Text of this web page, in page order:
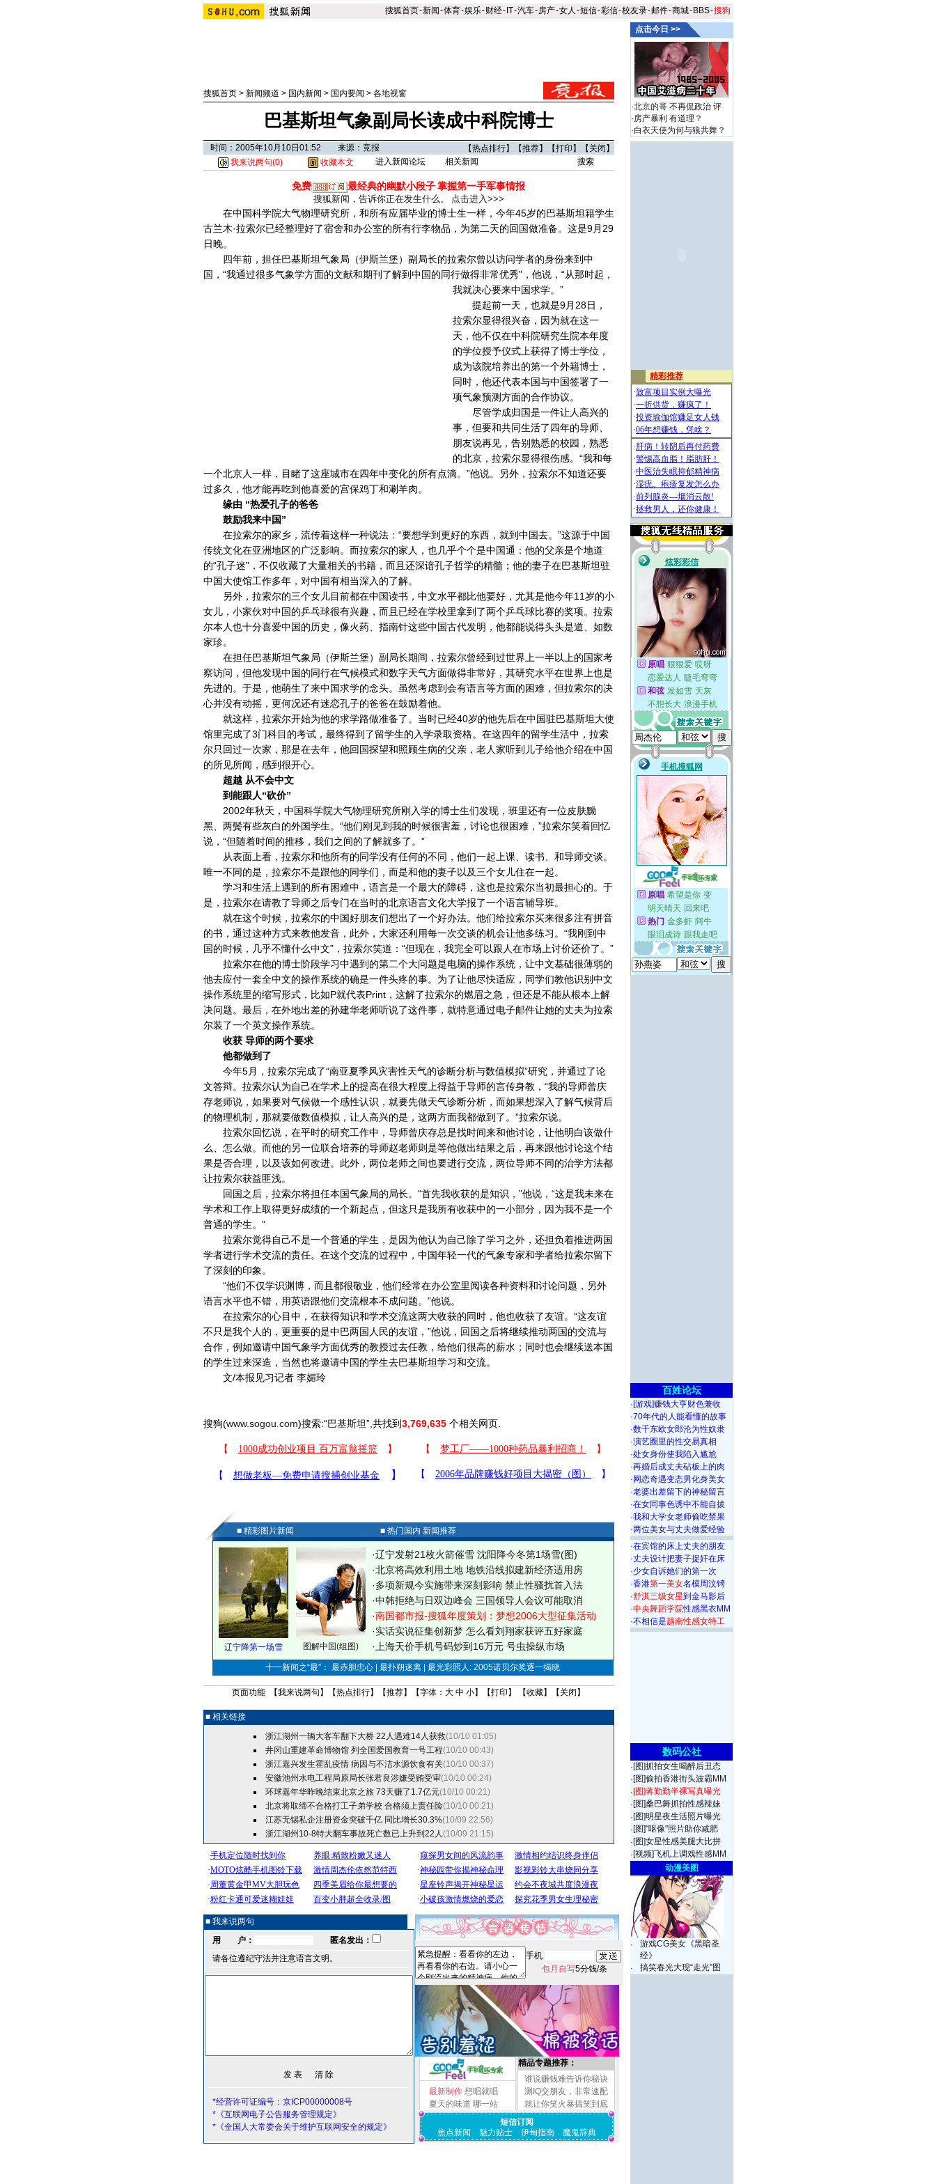
搜狐首页-新闻-体育-娱乐-财经- IT-汽车-房产-女人 -短信-彩信-校友录-邮件-商城- BBS-搜狗
搜狐首页> 新闻频道 > 国内新闻 > 国内要闻 > 各地视窗
巴基斯坦气象副局长读成中科院博士
时间：2005年10月10日01:52 来源：竞报 【热点排行】【推荐】【打印 】【 关闭 】
我来说两句(0) 收藏本文 进入新闻论坛 相关新闻
免费 最经典的幽默小段子掌握第一手军事情报
搜狐新闻，告诉你正在发生什么。 点击进入>>>
在中国科学院大气物理研究所，和所有应届毕业的博士生一样，今年45岁的巴基斯坦籍学生
古兰木·拉索尔已经整理好了宿舍和办公室的所有行李物品，为第二天的回国做准备。这是9月29
日晚。
四年前，担任巴基斯坦气象局（伊斯兰堡）副局长的拉索尔曾以访问学者的身份来到中
国，“我通过很多气象学方面的文献和期刊了解到中国的同行做得非常优秀”，他说，“从那时起，
我就决心要来中国求学。 ”
提起前一天，也就是9月28日，
拉索尔显得很兴奋，因为就在这一
天，他不仅在中科院研究生院本年度
的学位授予仪式上获得了博士学位，
成为该院培养出的第一个外籍博士，
同时，他还代表本国与中国签署了一
项气象预测方面的合作协议。
尽管学成归国是一件让人高兴的
事，但要和共同生活了四年的导师、
朋友说再见，告别熟悉的校园，熟悉
的北京，拉索尔显得很伤感。“我和每
一个北京人一样，目睹了这座城市在四年中变化的所有点滴。”他说。另外，拉索尔不知道还要
过多久，他才能再吃到他喜爱的宫保鸡丁和涮羊肉。
缘由 “热爱孔子的爸爸
鼓励我来中国”
在拉索尔的家乡，流传着这样一种说法：“要想学到更好的东西，就到中国去。”这源于中国
传统文化在亚洲地区的广泛影响。而拉索尔的家人，也几乎个个是中国通：他的父亲是个地道
的“孔子迷”，不仅收藏了大量相关的书籍，而且还深谙孔子哲学的精髓；他的妻子在巴基斯坦驻
中国大使馆工作多年，对中国有相当深入的了解。
另外，拉索尔的三个女儿目前都在中国读书，中文水平都比他要好，尤其是他今年11岁的小
女儿，小家伙对中国的乒乓球很有兴趣，而且已经在学校里拿到了两个乒乓球比赛的奖项。拉索
尔本人也十分喜爱中国的历史，像火药、指南针这些中国古代发明，他都能说得头头是道、如数
家珍。
在担任巴基斯坦气象局（伊斯兰堡）副局长期间，拉索尔曾经到过世界上一半以上的国家考
察访问，但他发现中国的同行在气候模式和数字天气方面做得非常好，其研究水平在世界上也是
先进的。于是，他萌生了来中国求学的念头。虽然考虑到会有语言等方面的困难，但拉索尔的决
心并没有动摇，更何况还有迷恋孔子的爸爸在鼓励着他。
就这样，拉索尔开始为他的求学路做准备了。当时已经40岁的他先后在中国驻巴基斯坦大使
馆里完成了3门科目的考试，最终得到了留学生的入学录取资格。在这四年的留学生活中，拉索
尔只回过一次家，那是在去年，他回国探望和照顾生病的父亲，老人家听到儿子给他介绍在中国
的所见所闻，感到很开心。
超越 从不会中文
到能跟人“砍价”
2002年秋天，中国科学院大气物理研究所刚入学的博士生们发现，班里还有一位皮肤黝
黑、两鬓有些灰白的外国学生。“他们刚见到我的时候很害羞，讨论也很困难，”拉索尔笑着回忆
说，“但随着时间的推移，我们之间的了解就多了。”
从表面上看，拉索尔和他所有的同学没有任何的不同，他们一起上课、读书、和导师交谈。
唯一不同的是，拉索尔不是跟他的同学们，而是和他的妻子以及三个女儿住在一起。
学习和生活上遇到的所有困难中，语言是一个最大的障碍，这也是拉索尔当初最担心的。于
是，拉索尔在请教了导师之后专门在当时的北京语言文化大学报了一个语言辅导班。
就在这个时候，拉索尔的中国好朋友们想出了一个好办法。他们给拉索尔买来很多注有拼音
的书，通过这种方式来教他发音，此外，大家还利用每一次交谈的机会让他多练习。“我刚到中
国的时候，几乎不懂什么中文”，拉索尔笑道：“但现在，我完全可以跟人在市场上讨价还价了。”
拉索尔在他的博士阶段学习中遇到的第二个大问题是电脑的操作系统，让中文基础很薄弱的
他去应付一套全中文的操作系统的确是一件头疼的事。为了让他尽快适应，同学们教他识别中文
操作系统里的缩写形式，比如P就代表Print，这解了拉索尔的燃眉之急，但还是不能从根本上解
决问题。最后，在外地出差的孙建华老师听说了这件事，就特意通过电子邮件让她的丈夫为拉索
尔装了一个英文操作系统。
收获 导师的两个要求
他都做到了
今年5月，拉索尔完成了“南亚夏季风灾害性天气的诊断分析与数值模拟”研究，并通过了论
文答辩。拉索尔认为自己在学术上的提高在很大程度上得益于导师的言传身教，“我的导师曾庆
存老师说，如果要对气候做一个感性认识，就要先做天气诊断分析，而如果想深入了解气候背后
的物理机制，那就要做数值模拟，让人高兴的是，这两方面我都做到了。”拉索尔说。
拉索尔回忆说，在平时的研究工作中，导师曾庆存总是找时间来和他讨论，让他明白该做什
么、怎么做。而他的另一位联合培养的导师赵老师则是等他做出结果之后，再来跟他讨论这个结
果是否合理，以及该如何改进。此外，两位老师之间也要进行交流，两位导师不同的治学方法都
让拉索尔获益匪浅。
回国之后，拉索尔将担任本国气象局的局长。“首先我收获的是知识，”他说，“这是我未来在
学术和工作上取得更好成绩的一个新起点，但这只是我所有收获中的一小部分，因为我不是一个
普通的学生。”
拉索尔觉得自己不是一个普通的学生，是因为他认为自己除了学习之外，还担负着推进两国
学者进行学术交流的责任。在这个交流的过程中，中国年轻一代的气象专家和学者给拉索尔留下
了深刻的印象。
“他们不仅学识渊博，而且都很敬业，他们经常在办公室里阅读各种资料和讨论问题，另外
语言水平也不错，用英语跟他们交流根本不成问题。”他说。
在拉索尔的心目中，在获得知识和学术交流这两大收获的同时，他也收获了友谊。“这友谊
不只是我个人的，更重要的是中巴两国人民的友谊，”他说，回国之后将继续推动两国的交流与
合作，例如邀请中国气象学方面优秀的教授过去任教，给他们很高的薪水；同时也会继续送本国
的学生过来深造，当然也将邀请中国的学生去巴基斯坦学习和交流。
文/本报见习记者 李媚玲
搜狗(www.sogou.com)搜索:“巴基斯坦”,共找到3,769,635 个相关网页.
■ 精彩图片新闻 ■ 热门国内 新闻推荐
辽宁降第一场雪 图解中国(组图)
·辽宁发射21枚火箭催雪 沈阳降今冬第1场雪(图)
·北京将高效利用土地 地铁沿线拟建新经济适用房
·多项新规今实施带来深刻影响 禁止性骚扰首入法
·中韩拒绝与日双边峰会 三国领导人会议可能取消
·南国都市报-搜狐年度策划：梦想2006大型征集活动
·实话实说征集创新梦 怎么看刘翔家获评五好家庭
· 上海天价手机号码炒到16万元 号虫操纵市场
十一新闻之“最”： 最赤胆忠心 | 最扑朔迷离 | 最光彩照人: 2005诺贝尔奖逐一揭晓
页面功能 【我来说两句 】【热点排行】【推荐】【字体： 大 中 小】【打印 】 【收藏】【 关闭 】
■ 相关链接
浙江湖州一辆大客车翻下大桥 22人遇难14人获救(10/10 01:05)
井冈山重建革命博物馆 列全国爱国教育一号工程(10/10 00:43)
浙江嘉兴发生霍乱疫情 病因与不洁水源饮食有关(10/10 00:37)
安徽池州水电工程局原局长张君良涉嫌受贿受审(10/10 00:24)
环球嘉年华昨晚结束北京之旅 73天赚了1.7亿元(10/10 00:21)
北京将取缔不合格打工子弟学校 合格须上责任险(10/10 00:21)
江苏无锡私企注册资金突破千亿 同比增长30.3%(10/09 22:56)
浙江湖州10-8特大翻车事故死亡数已上升到22人(10/09 21:15)
■ 我来说两句
用 户：
匿名发出：
请各位遵纪守法并注意语言文明。
*经营许可证编号：京ICP00000008号
*《互联网电子公告服务管理规定》
*《全国人大常委会关于维护互联网安全的规定》
手机
包月自写5分钱/条
最新制作 想唱就唱
夏天的味道 哪一站
精品专题推荐：
谁说赚钱难告诉你秘诀
测IQ交朋友，非常速配
就让你笑火暴搞笑到底
短信订阅
焦点新闻
魅力贴士 伊甸指南 魔鬼辞典
点击今日 >>
·北京的哥 不再侃政治 评
·房产暴利 有道理？
·白衣天使为何与狼共舞？
百姓论坛
· [游戏]赚钱大亨财色兼收
·70年代的人能看懂的故事
·数千东欧女郎沦为性奴隶
·演艺圈里的性交易真相
·处女身份使我陷入尴尬
·再婚后成丈夫砧板上的肉
· 网恋奇遇变态男化身美女
·老婆出差留下的神秘留言
·在女同事色诱中不能自拔
·我和大学女老师偷吃禁果
·两位美女与丈夫做爱经验
·在宾馆的床上丈夫的朋友
·丈夫设计把妻子捉奸在床
·少女自诉她们的第一次
·香港第一美女名模周汶锜
·舒淇三级女星到金马影后
·中央舞蹈学院性感黑衣MM
·不相信是越南性感女特工
数码公社
· [图]抓拍女生喝醉后丑态
· [图]偷拍香港街头波霸MM
·[图]蒋勤勤半裸写真曝光
· [图]桑巴舞抓拍性感辣妹
· [图]明星夜生活照片曝光
· [图]"呕像"照片助你减肥
· [图]女星性感美腿大比拼
· [视频]飞机上调戏性感MM
动漫美图
·
游戏CG美女《黑暗圣
经》
·
搞笑春光大现“走光”图